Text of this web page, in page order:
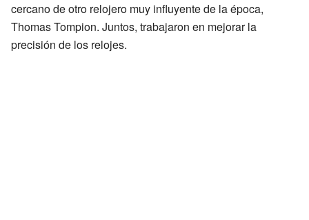
cercano de otro relojero muy influyente de la época,
Thomas Tompion. Juntos, trabajaron en mejorar la
precisión de los relojes.